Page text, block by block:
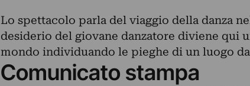
Lo spettacolo parla del viaggio della danza
desiderio del giovane danzatore diviene qui
mondo individuando le pieghe di un luogo
Comunicato stampa